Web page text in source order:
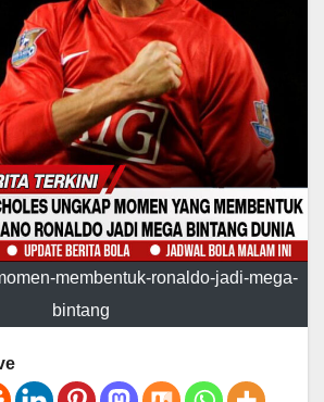
membentuk-ronaldo-jadi-mega-
bintang